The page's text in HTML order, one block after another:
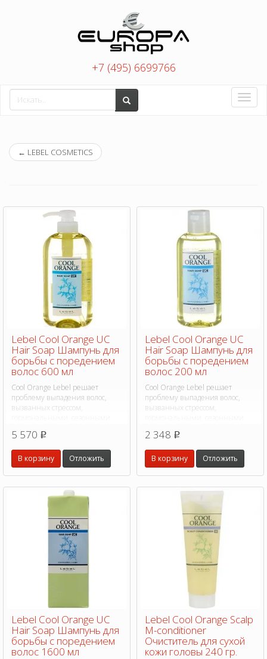
+7 (495) 6699766
Toggle
← LEBEL COSMETICS
Lebel Cool Orange UC
Hair Soap Шампунь для
борьбы с поредением
волос 600 мл
Cool Orange Lebel решает
проблему выпадения волос,
вызванных стрессом,
5 570 p
В корзину Отложить
Lebel Cool Orange UC
Hair Soap Шампунь для
борьбы с поредением
волос 200 мл
Cool Orange Lebel решает
проблему выпадения волос,
вызванных стрессом,
2 348 p
В корзину Отложить
Lebel Cool Orange UC
Hair Soap Шампунь для
борьбы с поредением
волос 1600 мл
Lebel Cool Orange Scalp
M-conditioner
Очиститель для сухой
кожи головы 240 гр.